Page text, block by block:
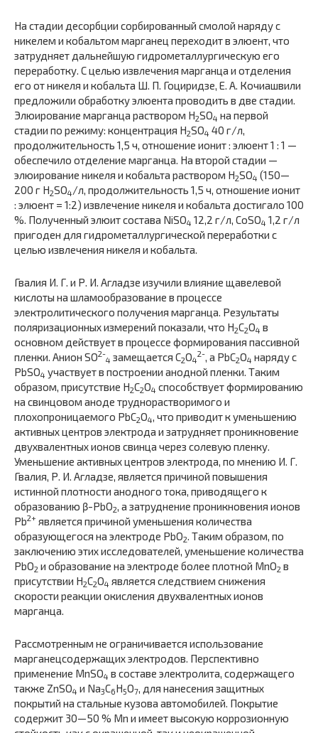
На стадии десорбции сорбированный смолой наряду с
никелем и кобальтом марганец переходит в элюент, что
затрудняет дальнейшую гидрометаллургическую его
переработку. С целью извлечения марганца и отделения
его от никеля и кобальта Ш. П. Гоциридзе, Е. А. Кочиашвили
предложили обработку элюента проводить в две стадии.
Элюирование марганца раствором H2SO4 на первой
стадии по режиму: концентрация H2SO4 40 г/л,
продолжительность 1,5 ч, отношение ионит : элюент 1 : 1 —
обеспечило отделение марганца. На второй стадии —
элюирование никеля и кобальта раствором H2SO4 (150—
200 г H2SO4/л, продолжительность 1,5 ч, отношение ионит
: элюент = 1:2) извлечение никеля и кобальта достигало 100
%. Полученный элюит состава NiSO4 12,2 г/л, CoSO4 1,2 г/л
пригоден для гидрометаллургической переработки с
целью извлечения никеля и кобальта.
Гвалия И. Г. и Р. И. Агладзе изучили влияние щавелевой
кислоты на шламообразование в процессе
электролитического получения марганца. Результаты
поляризационных измерений показали, что H2C2O4 в
основном действует в процессе формирования пассивной
пленки. Анион SO2-
4 замещается C2O4
2-, а PbC2O4 наряду с
PbSO4 участвует в построении анодной пленки. Таким
образом, присутствие H2C2O4 способствует формированию
на свинцовом аноде труднорастворимого и
плохопроницаемого PbC2O4, что приводит к уменьшению
активных центров электрода и затрудняет проникновение
двухвалентных ионов свинца через солевую пленку.
Уменьшение активных центров электрода, по мнению И. Г.
Гвалия, Р. И. Агладзе, является причиной повышения
истинной плотности анодного тока, приводящего к
образованию β-PbO2, а затруднение проникновения ионов
Pb2+ является причиной уменьшения количества
образующегося на электроде PbO2. Таким образом, по
заключению этих исследователей, уменьшение количества
PbO2 и образование на электроде более плотной MnO2 в
присутствии H2C2O4 является следствием снижения
скорости реакции окисления двухвалентных ионов
марганца.
Рассмотренным не ограничивается использование
марганецсодержащих электродов. Перспективно
применение MnSO4 в составе электролита, содержащего
также ZnSO4 и Na3C6H5O7, для нанесения защитных
покрытий на стальные кузова автомобилей. Покрытие
содержит 30—50 % Mn и имеет высокую коррозионную